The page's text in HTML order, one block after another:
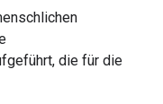
die für die